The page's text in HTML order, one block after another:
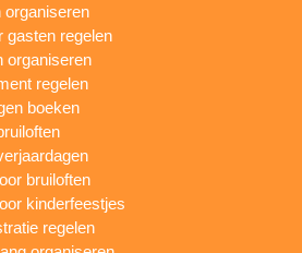
organiseren
gasten regelen
organiseren
regelen
boeken
bruiloften
kinderfeestjes
regelen